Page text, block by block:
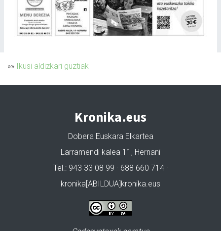
»» Ikusi aldizkari guztiak
Kronika.eus
Dobera Euskara Elkartea
Larramendi kalea 11, Hernani
Tel.: 943 33 08 99 · 688 660 714 ·
kronika[ABILDUA]kronika.eus